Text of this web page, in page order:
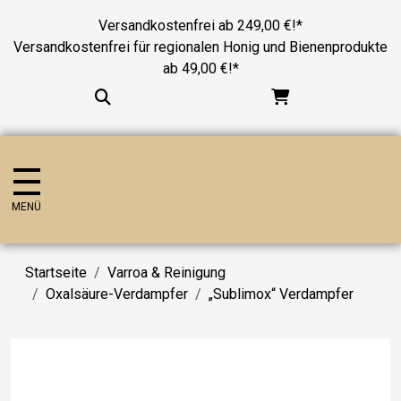
Versandkostenfrei ab 249,00 €!*
Versandkostenfrei für regionalen Honig und Bienenprodukte
ab 49,00 €!*
MENÜ
Startseite
Varroa & Reinigung
Oxalsäure-Verdampfer
„Sublimox“ Verdampfer